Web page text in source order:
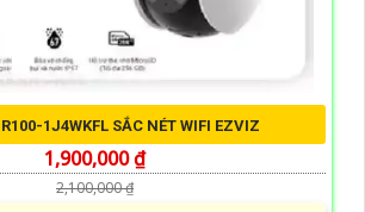
1J4WKFL SẮC NÉT WIFI EZVIZ
1,900,000 ₫
2,100,000 ₫